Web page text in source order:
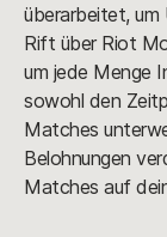
überarbeitet, um
Rift über Riot
um jede Menge
sowohl den
Matches
Belohnungen
Matches auf